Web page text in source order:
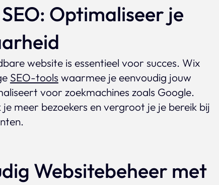
Optimaliseer je
website is essentieel voor succes. Wix
SEO-tools waarmee je eenvoudig jouw
voor zoekmachines zoals Google.
meer bezoekers en vergroot je je bereik bij
Websitebeheer met